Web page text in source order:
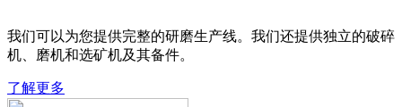
我们可以为您提供完整的研磨生产线。我们还提供独立的破碎
机、磨机和选矿机及其备件。
了解更多